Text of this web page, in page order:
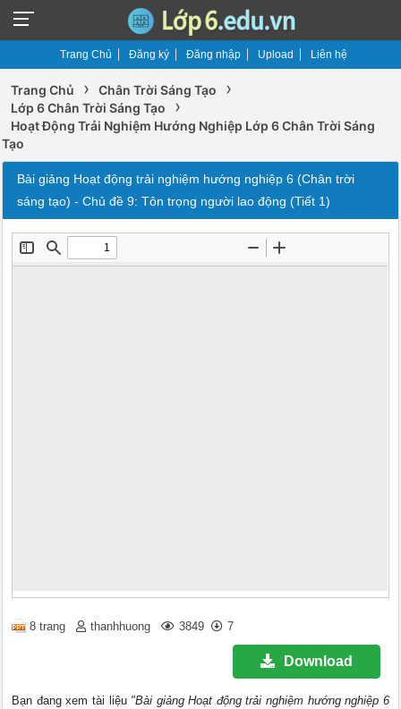
Trang Chủ Đăng ký Đăng nhập Upload Liên hệ
Trang Chủ › Chân Trời Sáng Tạo ›
Lớp 6 Chân Trời Sáng Tạo ›
Hoạt Động Trải Nghiệm Hướng Nghiệp Lớp 6 Chân Trời Sáng
Tạo
Bài giảng Hoạt động trải nghiệm hướng nghiệp 6 (Chân trời
sáng tạo) - Chủ đề 9: Tôn trọng người lao động (Tiết 1)
8 trang thanhhuong 3849 7
Download
Bạn đang xem tài liệu "Bài giảng Hoạt động trải nghiệm hướng nghiệp 6